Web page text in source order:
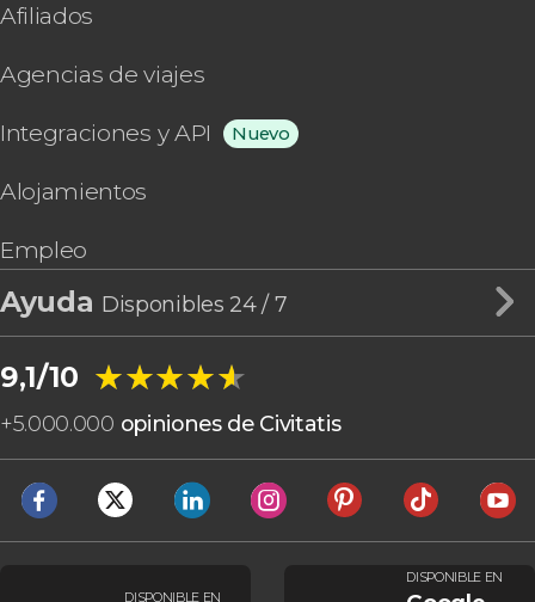
Afiliados
Agencias de viajes
Integraciones y API Nuevo
Alojamientos
Empleo
Ayuda Disponibles 24 / 7
9,1/10 ★★★★★
★★★★★
+5.000.000 opiniones de Civitatis
DISPONIBLE EN
DISPONIBLE EN